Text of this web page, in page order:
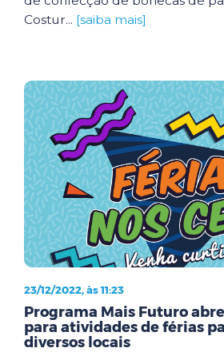
Costur... [saiba mais]
23/12/2022, às 11:23
Programa Mais Futuro
para atividades de férias
diversos locais